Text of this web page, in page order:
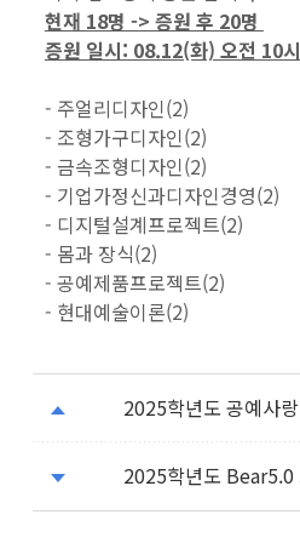
현재 18명 -> 증원 후 20명
증원 일시: 08.12(화) 오전 10
- 주얼리디자인(2)
- 조형가구디자인(2)
- 금속조형디자인(2)
- 기업가정신과디자인경영(2)
- 디지털설계프로젝트(2)
- 몸과 장식(2)
- 공예제품프로젝트(2)
- 현대예술이론(2)
2025학년도 공예사
2025학년도 Bear5.0